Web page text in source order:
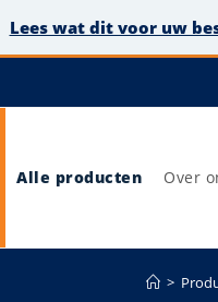
Lees wat dit voor uw
Alle producten Over
>